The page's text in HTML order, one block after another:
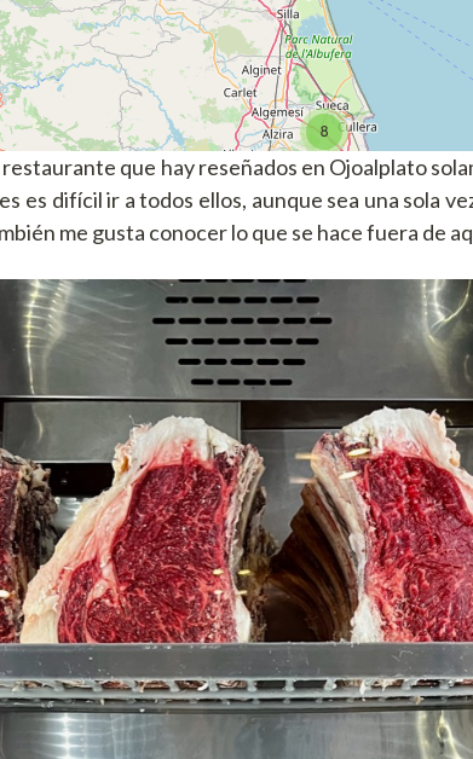
restaurante que hay reseñados en Ojoalplato
es difícil ir a todos ellos, aunque sea una sola
me gusta conocer lo que se hace fuera de